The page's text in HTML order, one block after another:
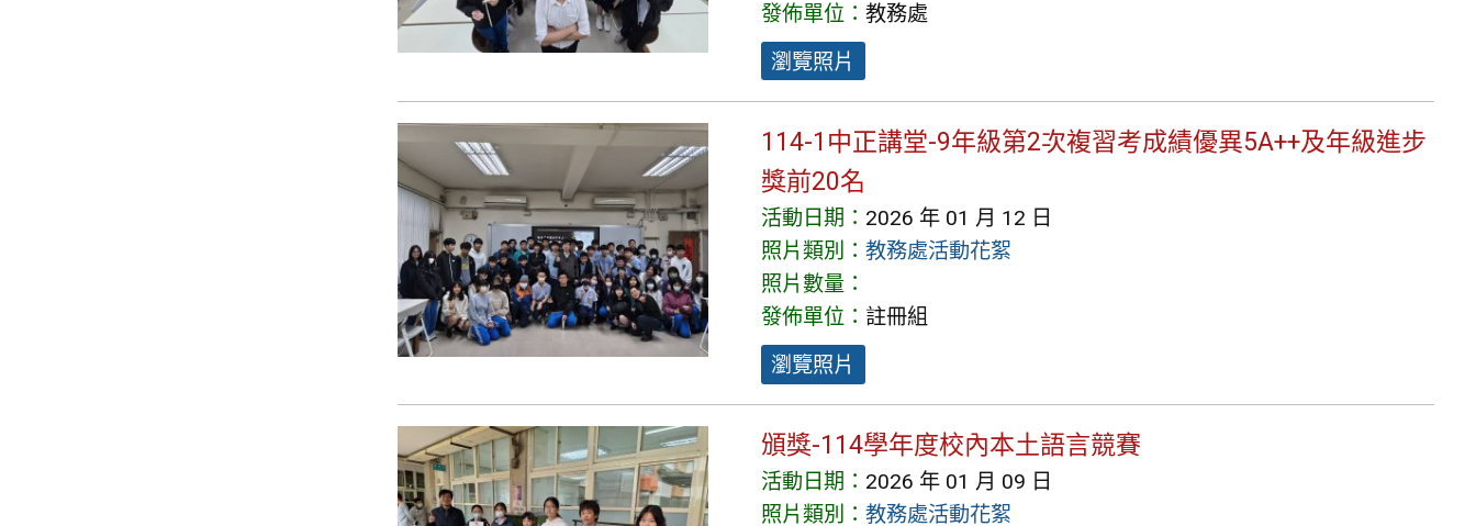
發佈單位： 教務處
瀏覽照片
114-1中正講堂-9年級第2次複習考成績優異5A++及年級進步
獎前20名
活動日期： 2026 年 01 月 12 日
照片類別： 教務處活動花絮
照片數量：
發佈單位： 註冊組
瀏覽照片
頒獎-114學年度校內本土語言競賽
活動日期： 2026 年 01 月 09 日
照片類別： 教務處活動花絮